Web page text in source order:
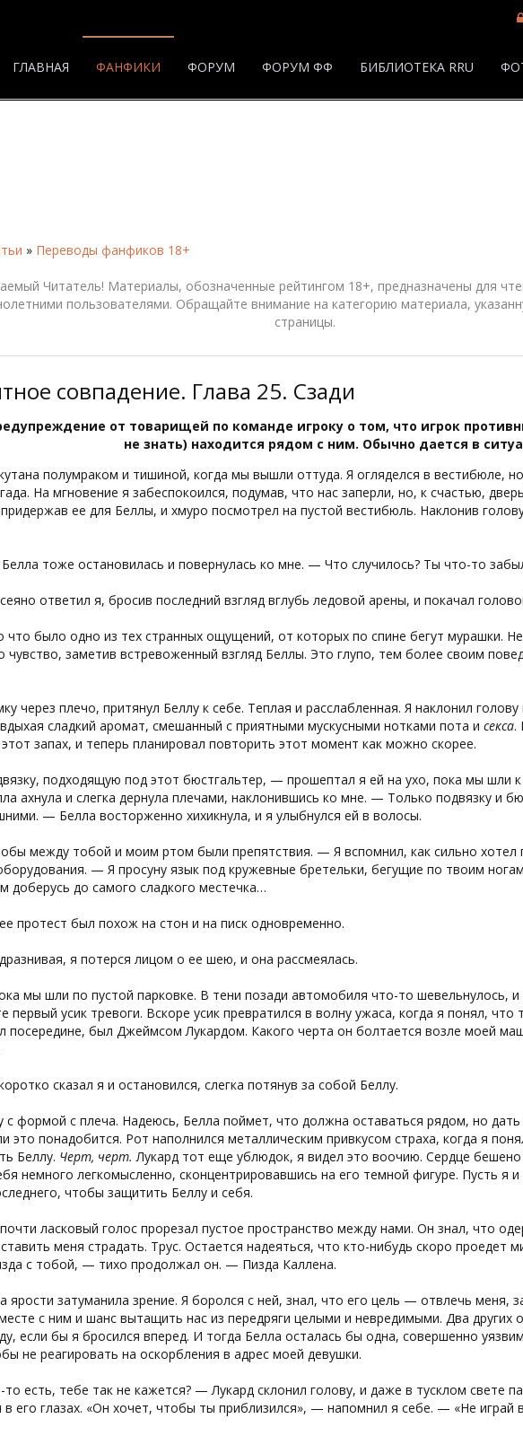
ГЛАВНАЯ ФАНФИКИ ФОРУМ ФОРУМ ФФ БИБЛИОТЕКА RRU
» Переводы фанфиков 18+
Читатель! Материалы, обозначенные рейтингом 18+, предназначены для
пользователями. Обращайте внимание на категорию материала,
страницы.
совпадение. Глава 25. Сзади
от товарищей по команде игроку о том, что игрок
не знать) находится рядом с ним. Обычно дается в
полумраком и тишиной, когда мы вышли оттуда. Я огляделся в вестибюле,
На мгновение я забеспокоился, подумав, что нас заперли, но, к счастью,
ее для Беллы, и хмуро посмотрел на пустой вестибюль. Наклонив
тоже остановилась и повернулась ко мне. — Что случилось? Ты что-то
ответил я, бросив последний взгляд вглубь ледовой арены, и покачал
что было одно из тех странных ощущений, от которых по спине бегут мурашки.
чувство, заметив встревоженный взгляд Беллы. Это глупо, тем более своим
через плечо, притянул Беллу к себе. Теплая и расслабленная. Я наклонил
сладкий аромат, смешанный с приятными мускусными нотками пота и секса.
запах, и теперь планировал повторить этот момент как можно скорее.
подходящую под этот бюстгальтер, — прошептал я ей на ухо, пока мы шли
ахнула и слегка дернула плечами, наклонившись ко мне. — Только подвязку и
— Белла восторженно хихикнула, и я улыбнулся ей в волосы.
между тобой и моим ртом были препятствия. — Я вспомнил, как сильно хотел
— Я просуну язык под кружевные бретельки, бегущие по твоим
доберусь до самого сладкого местечка…
протест был похож на стон и на писк одновременно.
я потерся лицом о ее шею, и она рассмеялась.
мы шли по пустой парковке. В тени позади автомобиля что-то шевельнулось, и
первый усик тревоги. Вскоре усик превратился в волну ужаса, когда я понял,
посередине, был Джеймсом Лукардом. Какого черта он болтается возле моей
сказал я и остановился, слегка потянув за собой Беллу.
с формой с плеча. Надеюсь, Белла поймет, что должна оставаться рядом, но
это понадобится. Рот наполнился металлическим привкусом страха, когда я
Беллу. Черт, черт. Лукард тот еще ублюдок, я видел это воочию. Сердце
немного легкомысленно, сконцентрировавшись на его темной фигуре. Пусть я
чтобы защитить Беллу и себя.
ласковый голос прорезал пустое пространство между нами. Он знал, что
меня страдать. Трус. Остается надеяться, что кто-нибудь скоро проедет
с тобой, — тихо продолжал он. — Пизда Каллена.
ярости затуманила зрение. Я боролся с ней, знал, что его цель — отвлечь меня,
с ним и шанс вытащить нас из передряги целыми и невредимыми. Два других
если бы я бросился вперед. И тогда Белла осталась бы одна, совершенно
не реагировать на оскорбления в адрес моей девушки.
есть, тебе так не кажется? — Лукард склонил голову, и даже в тусклом свете
в его глазах. «Он хочет, чтобы ты приблизился», — напомнил я себе. — «Не играй